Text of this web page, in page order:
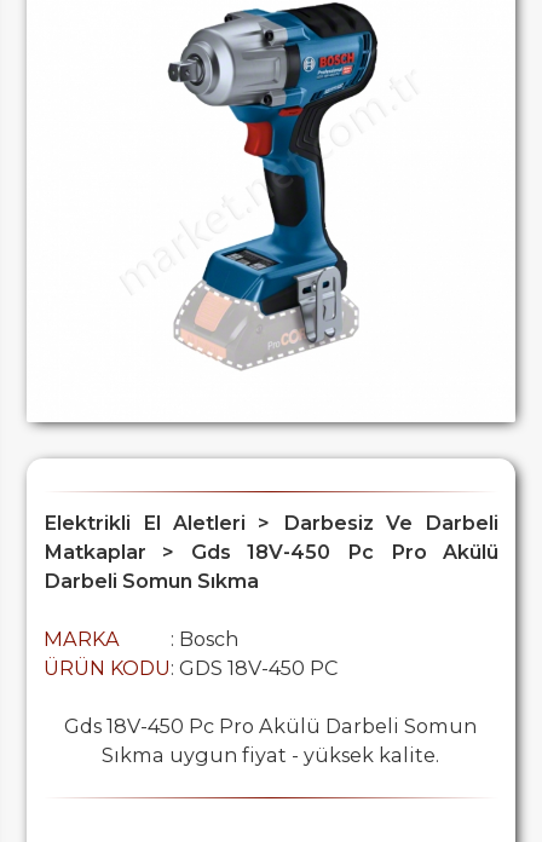
Elektrikli El Aletleri > Darbesiz Ve Darbeli
Matkaplar > Gds 18V-450 Pc Pro Akülü
Darbeli Somun Sıkma
MARKA
: Bosch
ÜRÜN KODU: GDS 18V-450 PC
Gds 18V-450 Pc Pro Akülü Darbeli Somun
Sıkma uygun fiyat - yüksek kalite.